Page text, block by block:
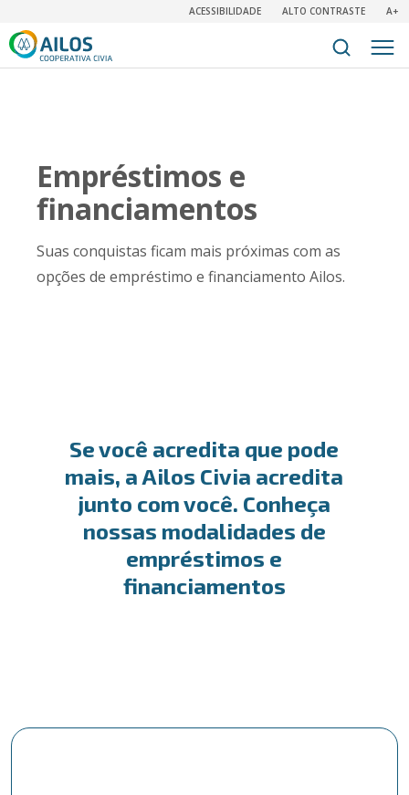
ACESSIBILIDADE ALTO CONTRASTE A+
Empréstimos e
financiamentos
Suas conquistas ficam mais próximas com as
opções de empréstimo e financiamento Ailos.
Se você acredita que pode
mais, a Ailos Civia acredita
junto com você. Conheça
nossas modalidades de
empréstimos e
financiamentos